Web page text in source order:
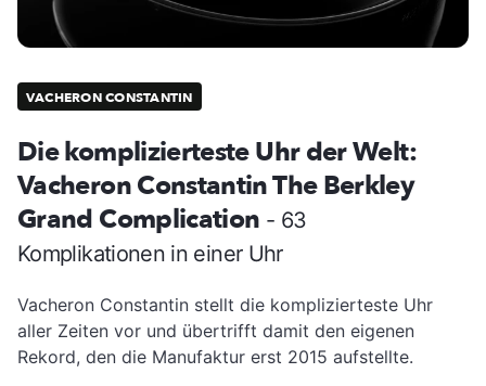
VACHERON CONSTANTIN
Die komplizierteste Uhr der Welt:
Vacheron Constantin The Berkley
Grand Complication - 63
Komplikationen in einer Uhr
Vacheron Constantin stellt die komplizierteste Uhr
aller Zeiten vor und übertrifft damit den eigenen
Rekord, den die Manufaktur erst 2015 aufstellte.